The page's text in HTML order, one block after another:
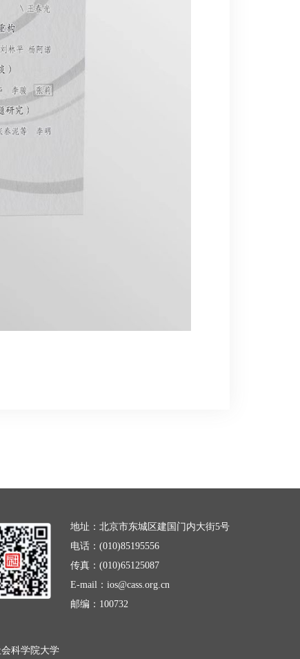
地址：北京市东城区建国门内大街5号
电话：(010)85195556
传真：(010)65125087
E-mail：ios@cass.org.cn
邮编：100732
科学院大学